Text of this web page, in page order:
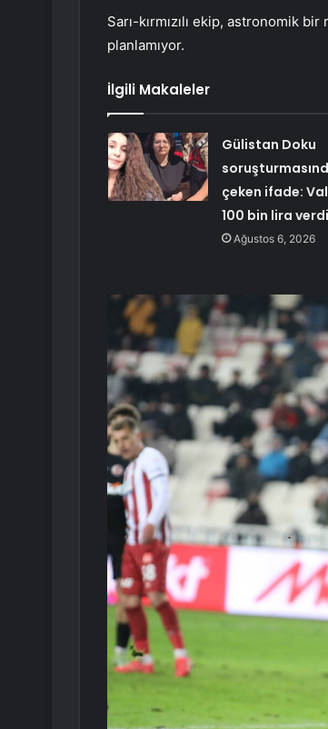
Sarı-kırmızılı ekip, astronomik
planlamıyor.
İlgili Makaleler
Gülistan Doku
çeken ifade:
100 bin lira verdi
Ağustos 6, 2026